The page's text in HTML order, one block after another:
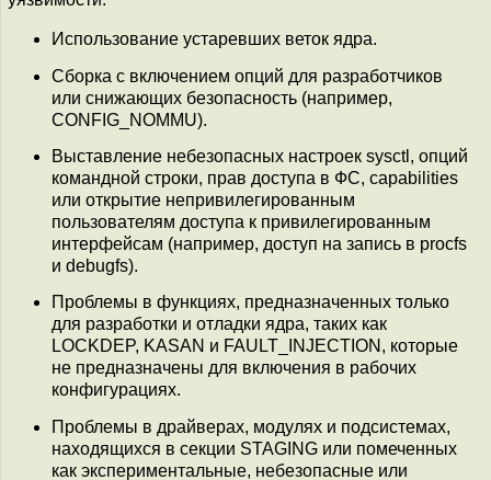
Использование устаревших веток ядра.
Сборка с включением опций для разработчиков
или снижающих безопасность (например,
CONFIG_NOMMU).
Выставление небезопасных настроек sysctl, опций
командной строки, прав доступа в ФС, capabilities
или открытие непривилегированным
пользователям доступа к привилегированным
интерфейсам (например, доступ на запись в procfs
и debugfs).
Проблемы в функциях, предназначенных только
для разработки и отладки ядра, таких как
LOCKDEP, KASAN и FAULT_INJECTION, которые
не предназначены для включения в рабочих
конфигурациях.
Проблемы в драйверах, модулях и подсистемах,
находящихся в секции STAGING или помеченных
как экспериментальные, небезопасные или